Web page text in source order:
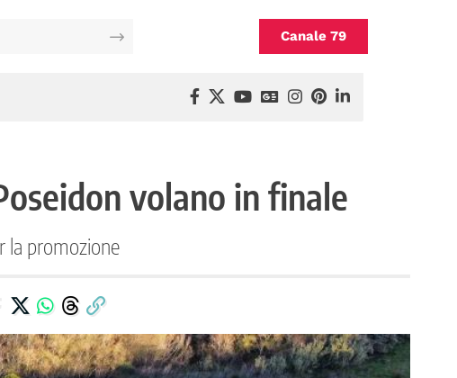
Canale 79
volano in finale
la promozione